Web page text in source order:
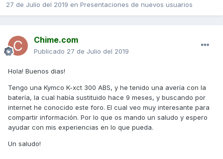
27 de Julio del 2019 en Presentaciones de nuevos usuarios
Chime.com
Publicado 27 de Julio del 2019
Hola! Buenos dias!
Tengo una Kymco K-xct 300 ABS, y he tenido una avería con la
batería, la cual había sustituido hace 9 meses, y buscando por
internet he conocido este foro. El cual veo muy interesante para
compartir información. Por lo que os mando un saludo y espero
ayudar con mis experiencias en lo que pueda.
Un saludo!